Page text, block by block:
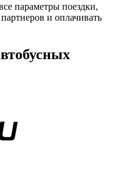
параметры поездки,
и оплачивать